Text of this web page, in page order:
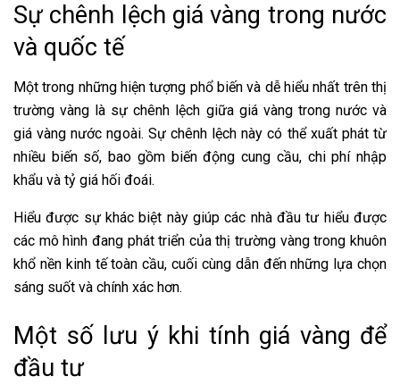
Sự chênh lệch giá vàng trong nước
và quốc tế
Một trong những hiện tượng phổ biến và dễ hiểu nhất trên thị
trường vàng là sự chênh lệch giữa giá vàng trong nước và
giá vàng nước ngoài. Sự chênh lệch này có thể xuất phát từ
nhiều biến số, bao gồm biến động cung cầu, chi phí nhập
khẩu và tỷ giá hối đoái.
Hiểu được sự khác biệt này giúp các nhà đầu tư hiểu được
các mô hình đang phát triển của thị trường vàng trong khuôn
khổ nền kinh tế toàn cầu, cuối cùng dẫn đến những lựa chọn
sáng suốt và chính xác hơn.
Một số lưu ý khi tính giá vàng để
đầu tư